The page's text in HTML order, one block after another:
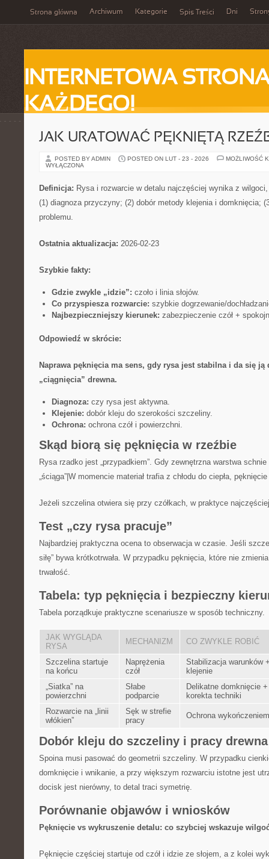
Strona główna Archiwum Kategorie Spis Treści Dni
INTERNETOWA
KAŻDEGO!
JAK URATOWAĆ PĘKNIĘTĄ
POSTED BY ADMIN POSTED ON LUT - 23 - 2026
MOŻLIWOŚĆ
WYŁĄCZONA
Definicja: Rysa i rozwarcie w detalu najczęściej wynika z
(1) diagnoza przyczyny; (2) dobór metody klejenia i domknięcia;
problemu.
Ostatnia aktualizacja: 2026-02-23
Szybkie fakty:
Gdzie zwykle „idzie”: czoło i linia słojów.
Co przyspiesza rozwarcie: szybkie dogrzewanie/
Najbezpieczniejszy kierunek: zabezpieczenie czół +
Odpowiedź w skrócie:
Naprawa pęknięcia ma sens, gdy rysa jest stabilna i da się ją
„ciągnięcia” drewna.
Diagnoza: czy rysa jest aktywna.
Klejenie: dobór kleju do szerokości szczeliny.
Ochrona: ochrona czół i powierzchni.
Skąd biorą się pęknięcia w rzeźbie
Rysa rzadko jest „przypadkiem”. Gdy zewnętrzna warstwa
„ściąga”|W momencie materiał trafia z chłodu do ciepła,
Jeżeli szczelina otwiera się przy czółkach, w praktyce
Test „czy rysa pracuje”
Najbardziej praktyczna ocena to obserwacja w czasie. Jeśli
siłę” bywa krótkotrwała. W przypadku pęknięcia, które nie
trwałość.
Tabela: typ pęknięcia i bezpieczny
Tabela porządkuje praktyczne scenariusze w sposób techniczny.
JAK WYGLĄDA
RYSA
MECHANIZM CO ZWYKLE ROBIĆ
Szczelina startuje
na końcu
Naprężenia
czół
Stabilizacja warunków
klejenie
„Siatka” na
powierzchni
Słabe
podparcie
Delikatne domknięcie +
korekta techniki
Rozwarcie na „linii
włókien”
Sęk w strefie
pracy
Ochrona
Dobór kleju do szczeliny i pracy drewna
Spoina musi pasować do geometrii szczeliny. W przypadku
domknięcie i wnikanie, a przy większym rozwarciu istotne jest
docisk jest nierówny, to detal traci symetrię.
Porównanie objawów i wniosków
Pęknięcie vs wykruszenie detalu: co szybciej wskazuje
Pęknięcie częściej startuje od czół i idzie ze słojem, a z kolei